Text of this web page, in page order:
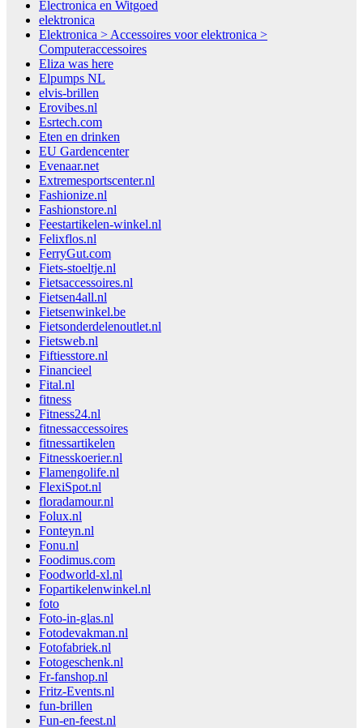
Electronica en Witgoed
elektronica
Elektronica > Accessoires voor elektronica >
Computeraccessoires
Eliza was here
Elpumps NL
elvis-brillen
Erovibes.nl
Esrtech.com
Eten en drinken
EU Gardencenter
Evenaar.net
Extremesportscenter.nl
Fashionize.nl
Fashionstore.nl
Feestartikelen-winkel.nl
Felixflos.nl
FerryGut.com
Fiets-stoeltje.nl
Fietsaccessoires.nl
Fietsen4all.nl
Fietsenwinkel.be
Fietsonderdelenoutlet.nl
Fietsweb.nl
Fiftiesstore.nl
Financieel
Fital.nl
fitness
Fitness24.nl
fitnessaccessoires
fitnessartikelen
Fitnesskoerier.nl
Flamengolife.nl
FlexiSpot.nl
floradamour.nl
Folux.nl
Fonteyn.nl
Fonu.nl
Foodimus.com
Foodworld-xl.nl
Fopartikelenwinkel.nl
foto
Foto-in-glas.nl
Fotodevakman.nl
Fotofabriek.nl
Fotogeschenk.nl
Fr-fanshop.nl
Fritz-Events.nl
fun-brillen
Fun-en-feest.nl